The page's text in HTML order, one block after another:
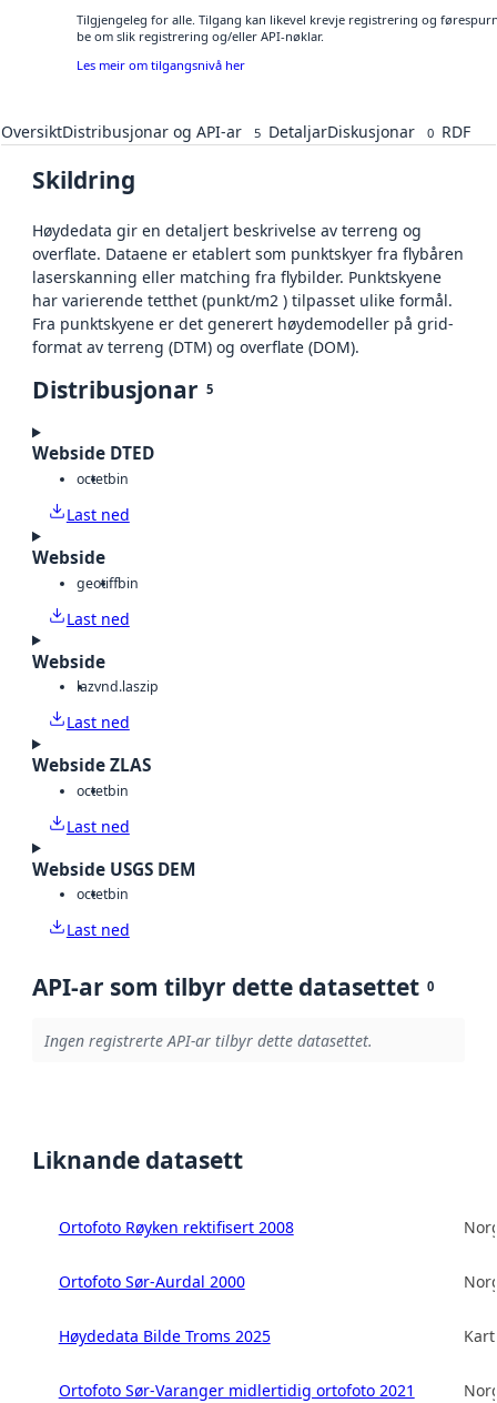
Tilgjengeleg for alle. Tilgang kan likevel krevje registrering og
be om slik registrering og/eller API-nøklar.
Les meir om tilgangsnivå her
OversiktDistribusjonar og API-ar 5 DetaljarDiskusjonar 0 RDF
Skildring
Høydedata gir en detaljert beskrivelse av terreng og
overflate. Dataene er etablert som punktskyer fra flybåren
laserskanning eller matching fra flybilder. Punktskyene
har varierende tetthet (punkt/m2 ) tilpasset ulike formål.
Fra punktskyene er det generert høydemodeller på grid-
format av terreng (DTM) og overflate (DOM).
Distribusjonar 5
Webside DTED
octetbin
Last ned
Webside
geotiffbin
Last ned
Webside
lazvnd.laszip
Last ned
Webside ZLAS
octetbin
Last ned
Webside USGS DEM
octetbin
Last ned
API-ar som tilbyr dette datasettet 0
Ingen registrerte API-ar tilbyr dette datasettet.
Liknande datasett
Ortofoto Røyken rektifisert 2008
Ortofoto Sør-Aurdal 2000
Høydedata Bilde Troms 2025
Ortofoto Sør-Varanger midlertidig ortofoto 2021